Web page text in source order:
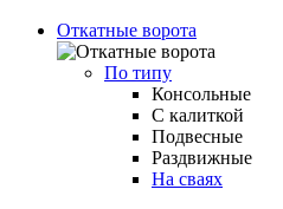
Откатные ворота
По типу
Консольные
С калиткой
Подвесные
Раздвижные
На сваях